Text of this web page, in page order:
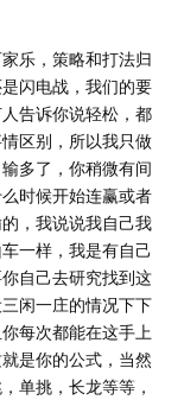
乐，策略和打法归
闪电战，我们的要
告诉你说轻松，都
区别，所以我只做
多了，你稍微有间
时候开始连赢或者
，我说说我自己我
一样，我是有自己
自己去研究找到这
闲一庄的情况下下
每次都能在这手上
是你的公式，当然
单挑，长龙等等，